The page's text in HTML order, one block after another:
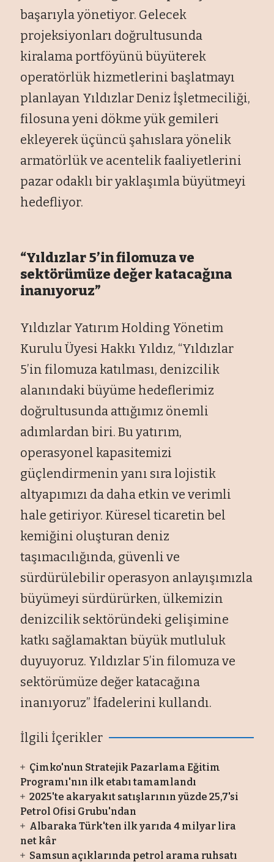
başarıyla yönetiyor. Gelecek
projeksiyonları doğrultusunda
kiralama portföyünü büyüterek
operatörlük hizmetlerini başlatmayı
planlayan Yıldızlar Deniz İşletmeciliği,
filosuna yeni dökme yük gemileri
ekleyerek üçüncü şahıslara yönelik
armatörlük ve acentelik faaliyetlerini
pazar odaklı bir yaklaşımla büyütmeyi
hedefliyor.
“Yıldızlar 5’in filomuza ve
sektörümüze değer katacağına
inanıyoruz”
Yıldızlar Yatırım Holding Yönetim
Kurulu Üyesi Hakkı Yıldız, “Yıldızlar
5’in filomuza katılması, denizcilik
alanındaki büyüme hedeflerimiz
doğrultusunda attığımız önemli
adımlardan biri. Bu yatırım,
operasyonel kapasitemizi
güçlendirmenin yanı sıra lojistik
altyapımızı da daha etkin ve verimli
hale getiriyor. Küresel ticaretin bel
kemiğini oluşturan deniz
taşımacılığında, güvenli ve
sürdürülebilir operasyon anlayışımızla
büyümeyi sürdürürken, ülkemizin
denizcilik sektöründeki gelişimine
katkı sağlamaktan büyük mutluluk
duyuyoruz. Yıldızlar 5’in filomuza ve
sektörümüze değer katacağına
inanıyoruz” İfadelerini kullandı.
İlgili İçerikler
Çimko'nun Stratejik Pazarlama Eğitim
Programı'nın ilk etabı tamamlandı
2025'te akaryakıt satışlarının yüzde 25,7'si
Petrol Ofisi Grubu'ndan
Albaraka Türk'ten ilk yarıda 4 milyar lira
net kâr
Samsun açıklarında petrol arama ruhsatı